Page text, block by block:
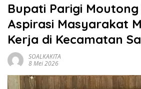
Bupati Parigi
Aspirasi Masyarakat
Kerja di Kecamatan
SOALKAKITA
8 Mei 2026